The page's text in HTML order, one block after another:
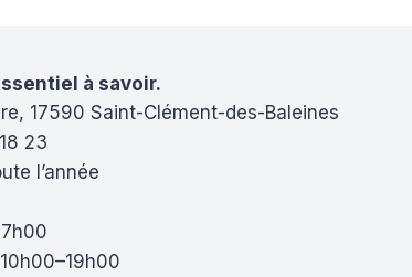
à savoir.
17590 Saint-Clément-des-Baleines
23
l’année